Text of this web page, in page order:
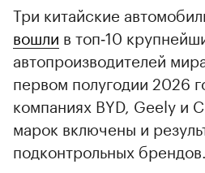
Три китайские
вошли в топ‑10
автопроизводителей
первом полугодии 2026
компаниях BYD, Geely и
марок включены и
подконтрольных брендов.